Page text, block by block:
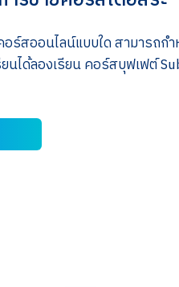
ร์สออนไลน์แบบใด สามารถกำ
นได้ลองเรียน คอร์สบุฟเฟต์